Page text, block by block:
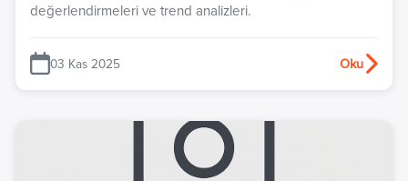
yorumları ve performans
değerlendirmeleri.
değerlendirmeleri ve trend analizleri.
03 Kas 2025 Oku